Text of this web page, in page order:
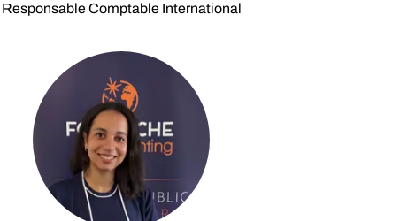
Responsable Comptable International